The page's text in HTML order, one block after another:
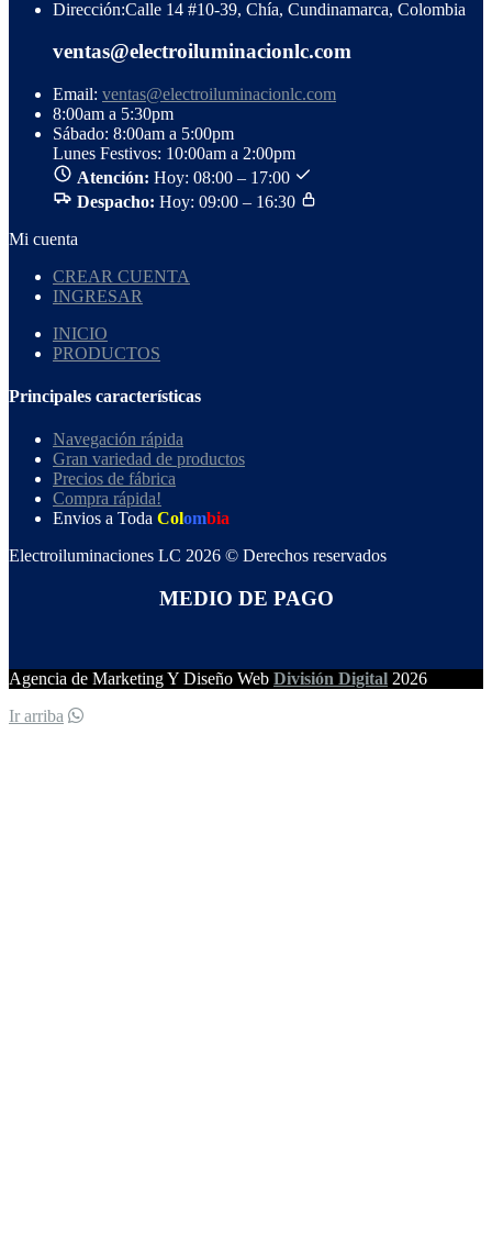
Dirección:Calle 14 #10-39, Chía, Cundinamarca, Colombia
ventas@electroiluminacionlc.com
Email: ventas@electroiluminacionlc.com
8:00am a 5:30pm
Sábado: 8:00am a 5:00pm
Lunes Festivos: 10:00am a 2:00pm
Atención: Hoy: 08:00 – 17:00
Despacho: Hoy: 09:00 – 16:30
Mi cuenta
CREAR CUENTA
INGRESAR
INICIO
PRODUCTOS
Principales características
Navegación rápida
Gran variedad de productos
Precios de fábrica
Compra rápida!
Envios a Toda Colombia
Electroiluminaciones LC 2026 © Derechos reservados
MEDIO DE PAGO
Agencia de Marketing Y Diseño Web División Digital 2026
Ir arriba